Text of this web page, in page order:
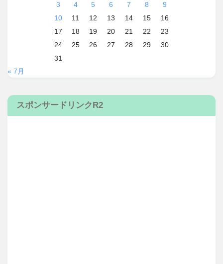
3
4 5 6 7 8
9
10
11 12 13 14 15
16
17
18 19 20 21 22
23
24
25 26 27 28 29
30
31
« 7月
スポンサードリンクR2